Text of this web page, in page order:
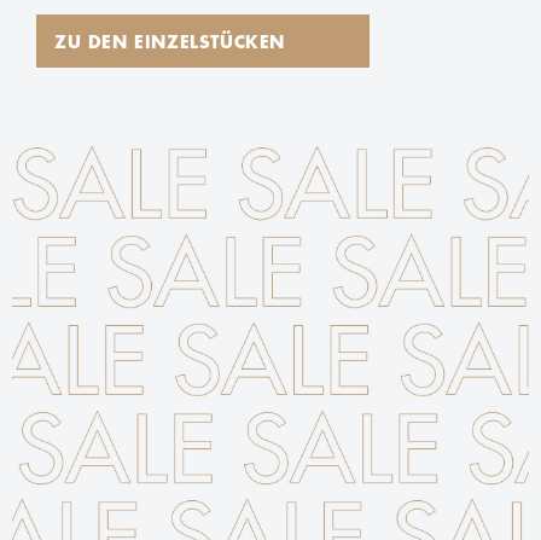
ZU DEN EINZELSTÜCKEN